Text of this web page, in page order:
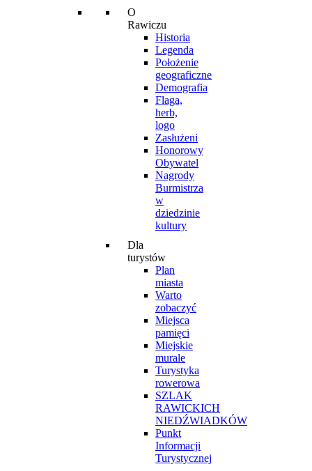
O
Rawiczu
Historia
Legenda
Położenie
geograficzne
Demografia
Flaga,
herb,
logo
Zasłużeni
Honorowy
Obywatel
Nagrody
Burmistrza
w
dziedzinie
kultury
Dla
turystów
Plan
miasta
Warto
zobaczyć
Miejsca
pamięci
Miejskie
murale
Turystyka
rowerowa
SZLAK
RAWICKICH
NIEDŹWIADKÓW
Punkt
Informacji
Turystycznej